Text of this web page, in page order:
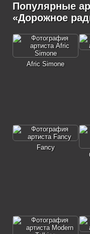
Популярные
«Дорожное
Afric Simone
Fancy